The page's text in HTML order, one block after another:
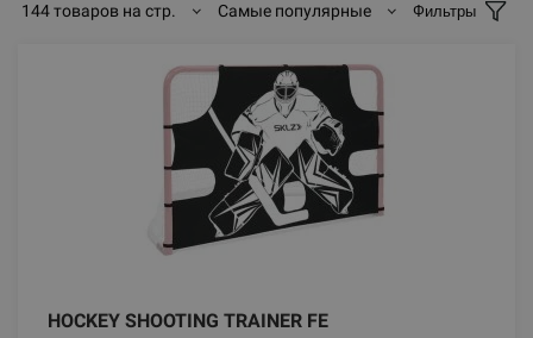
144 товаров на стр. Самые популярные Фильтры
HOCKEY SHOOTING TRAINER FE